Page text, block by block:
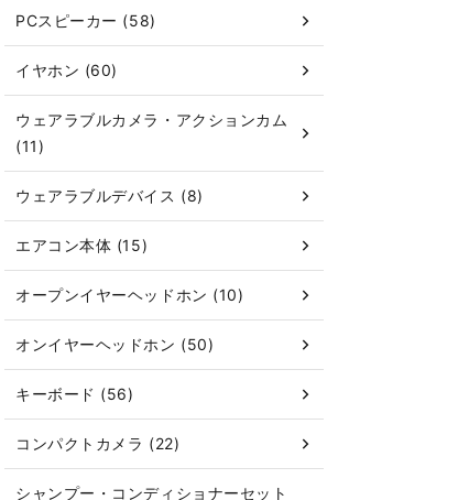
PCスピーカー (58)
イヤホン (60)
ウェアラブルカメラ・アクションカム
(11)
ウェアラブルデバイス (8)
エアコン本体 (15)
オープンイヤーヘッドホン (10)
オンイヤーヘッドホン (50)
キーボード (56)
コンパクトカメラ (22)
シャンプー・コンディショナーセット